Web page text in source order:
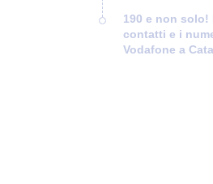
190 e non solo!
contatti e i
Vodafone a